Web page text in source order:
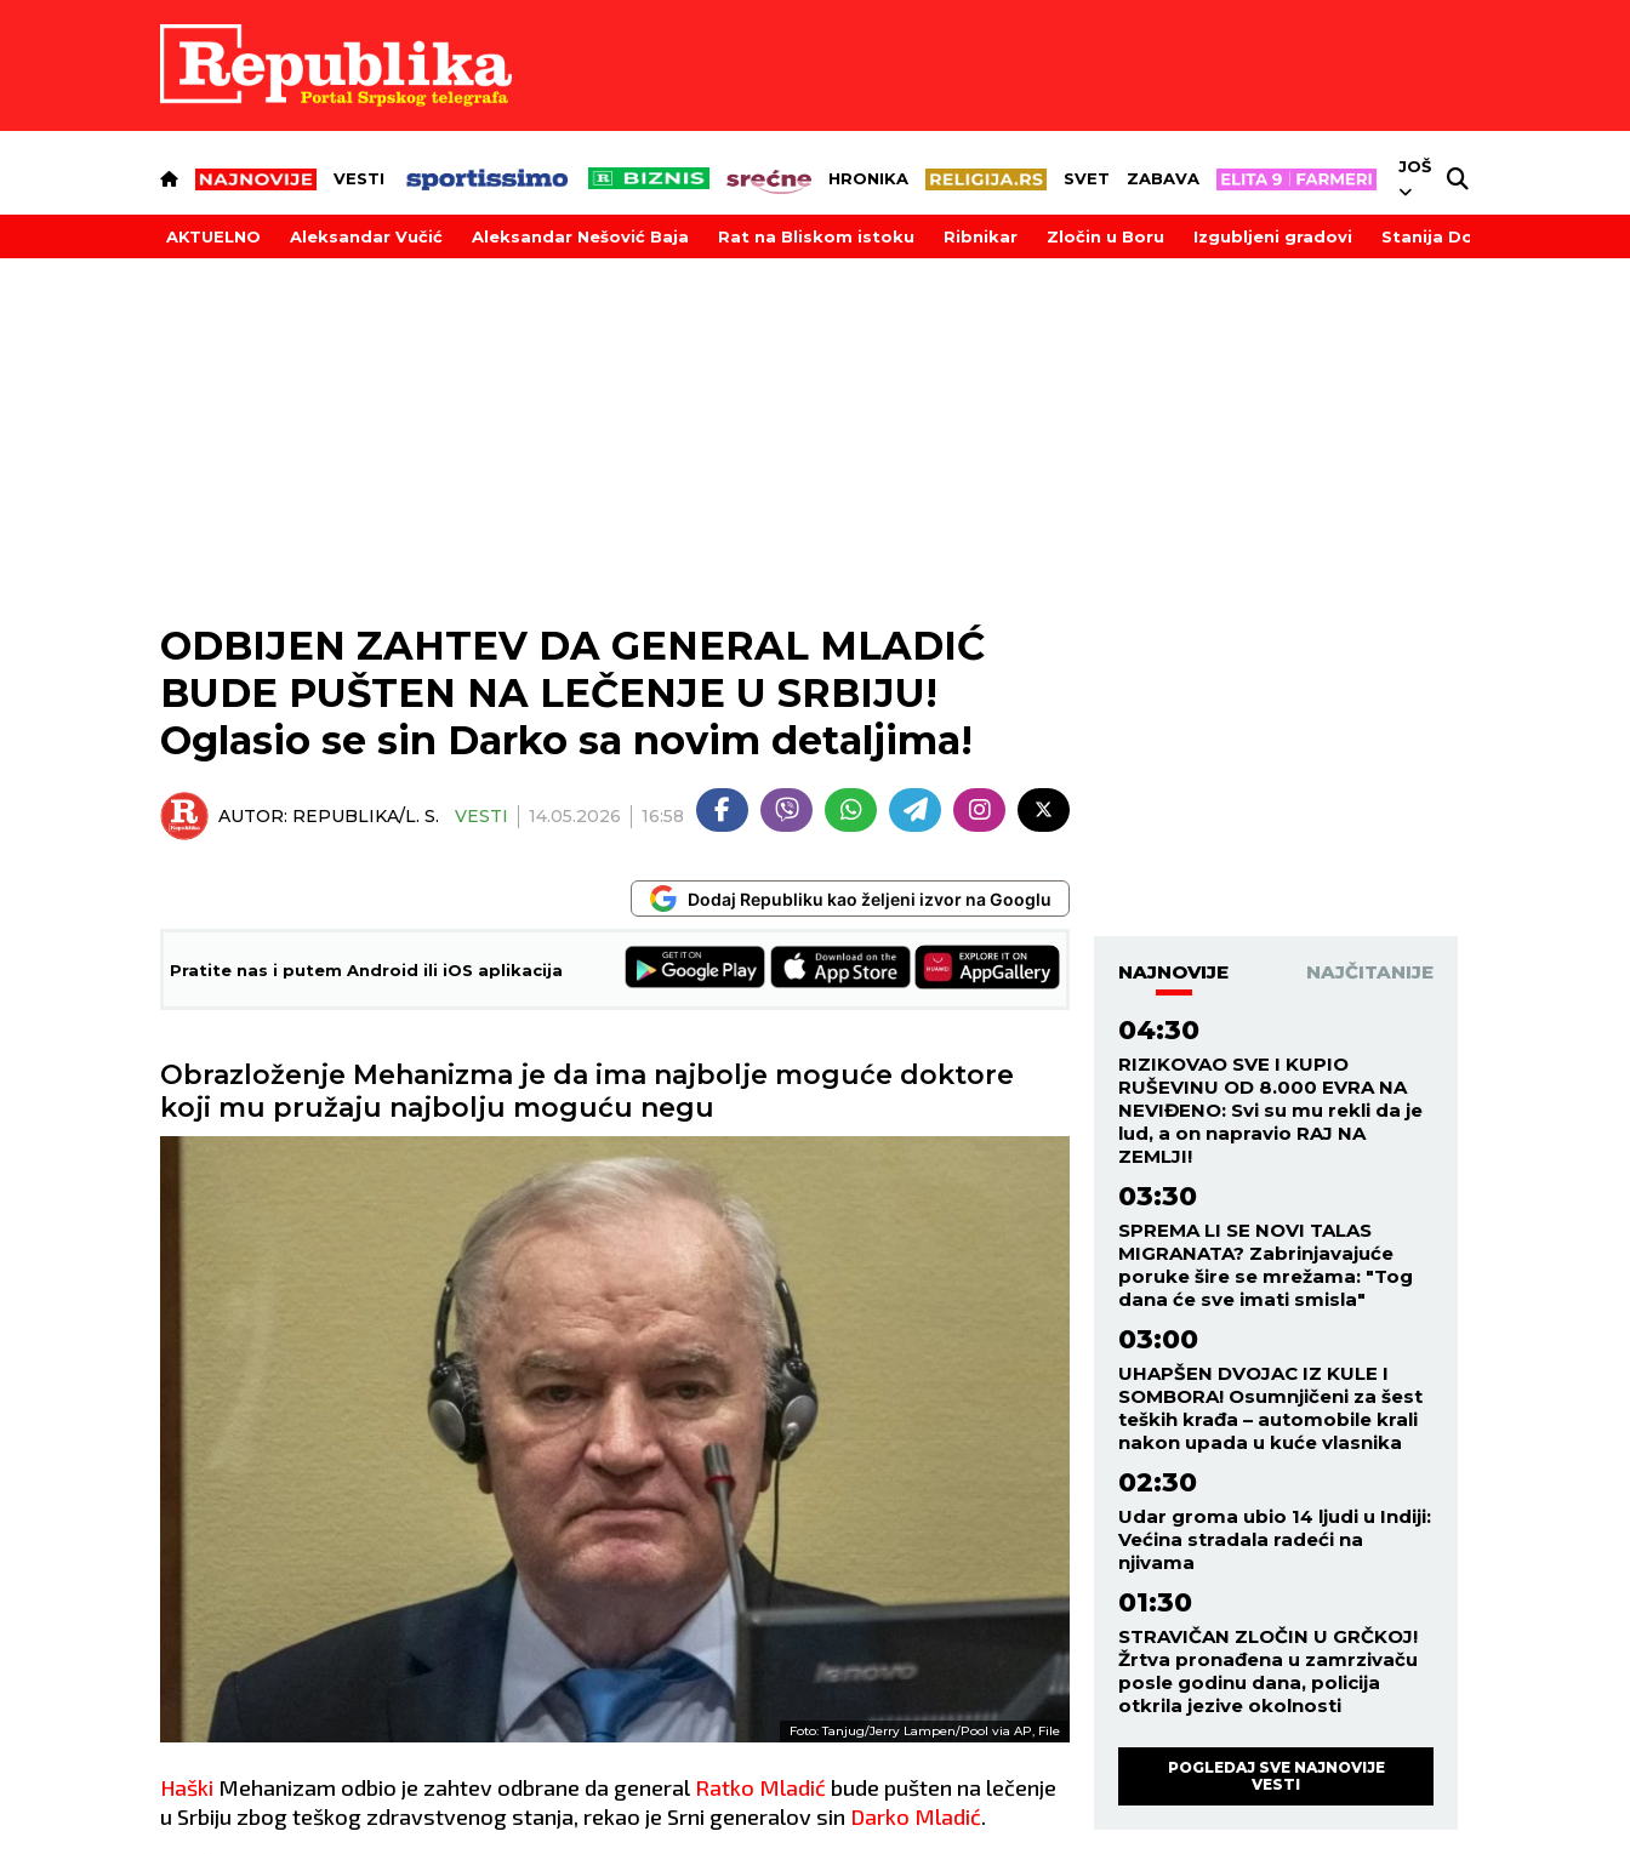
VESTI HRONIKA SVET ZABAVA
JOŠ
AKTUELNO Aleksandar Vučić Aleksandar Nešović Baja Rat na Bliskom istoku Ribnikar Zločin u Boru Izgubljeni gradovi Stanija Dobrojević
ODBIJEN ZAHTEV DA GENERAL MLADIĆ
BUDE PUŠTEN NA LEČENJE U SRBIJU!
Oglasio se sin Darko sa novim detaljima!
AUTOR: REPUBLIKA/L. S. VESTI 14.05.2026 16:58
Dodaj Republiku kao željeni izvor na Googlu
Pratite nas i putem Android ili iOS aplikacija
Obrazloženje Mehanizma je da ima najbolje moguće doktore
koji mu pružaju najbolju moguću negu
Foto: Tanjug/Jerry Lampen/Pool via AP, File
Haški Mehanizam odbio je zahtev odbrane da general Ratko Mladić bude pušten na lečenje
u Srbiju zbog teškog zdravstvenog stanja, rekao je Srni generalov sin Darko Mladić.
NAJNOVIJE NAJČITANIJE
04:30
RIZIKOVAO SVE I KUPIO
RUŠEVINU OD 8.000 EVRA NA
NEVIĐENO: Svi su mu rekli da je
lud, a on napravio RAJ NA
ZEMLJI!
03:30
SPREMA LI SE NOVI TALAS
MIGRANATA? Zabrinjavajuće
poruke šire se mrežama: "Tog
dana će sve imati smisla"
03:00
UHAPŠEN DVOJAC IZ KULE I
SOMBORA! Osumnjičeni za šest
teških krađa – automobile krali
nakon upada u kuće vlasnika
02:30
Udar groma ubio 14 ljudi u Indiji:
Većina stradala radeći na
njivama
01:30
STRAVIČAN ZLOČIN U GRČKOJ!
Žrtva pronađena u zamrzivaču
posle godinu dana, policija
otkrila jezive okolnosti
POGLEDAJ SVE NAJNOVIJE
VESTI